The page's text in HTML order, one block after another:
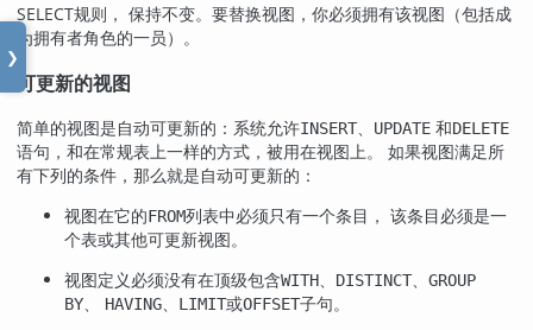
❯
SELECT规则， 保持不变。要替换视图，你必须拥有该视图（包括成
为拥有者角色的一员）。
可更新的视图
简单的视图是自动可更新的：系统允许INSERT、 UPDATE 和DELETE
语句，和在常规表上一样的方式，被用在视图上。 如果视图满足所
有下列的条件，那么就是自动可更新的：
视图在它的FROM列表中必须只有一个条目， 该条目必须是一
个表或其他可更新视图。
视图定义必须没有在顶级包含WITH、 DISTINCT、 GROUP
BY、 HAVING、 LIMIT或OFFSET子句。